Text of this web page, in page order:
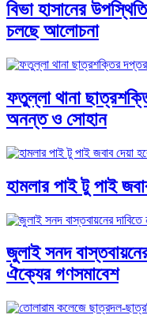
বিভা হাসানের
চলছে আলোচনা
ফতুল্লা থানা
অনন্ত ও সোহান
হামলার পাই টু পাই
জুলাই সনদ
ঐক্যের গণসমাবেশ